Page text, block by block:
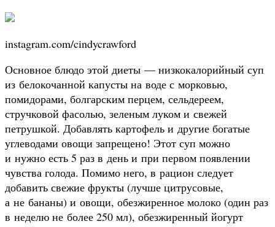
instagram.com/cindycrawford
Основное блюдо этой диеты — низкокалорийный суп
из белокочанной капусты на воде с морковью,
помидорами, болгарским перцем, сельдереем,
стручковой фасолью, зеленым луком и свежей
петрушкой. Добавлять картофель и другие богатые
углеводами овощи запрещено! Этот суп можно
и нужно есть 5 раз в день и при первом появлении
чувства голода. Помимо него, в рацион следует
добавить свежие фрукты (лучше цитрусовые,
а не бананы) и овощи, обезжиренное молоко (один раз
в неделю не более 250 мл), обезжиренный йогурт